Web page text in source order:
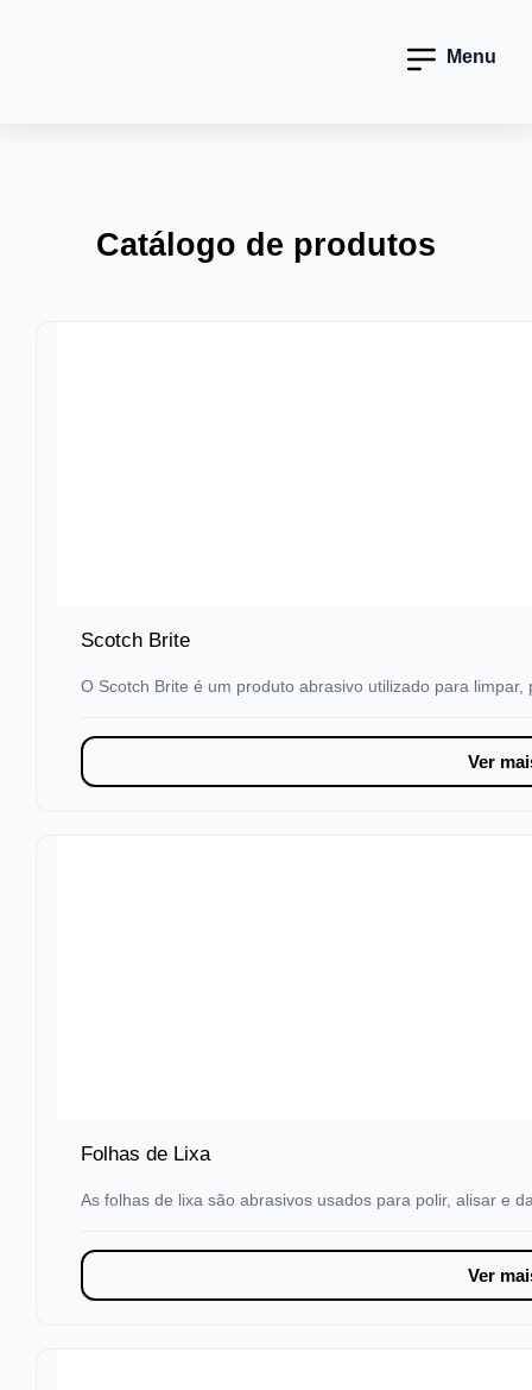
Menu
Catálogo de produtos
Scotch Brite
O Scotch Brite é um produto abrasivo utilizado para
Ver
Folhas de Lixa
As folhas de lixa são abrasivos usados para polir, alisar e
Ver